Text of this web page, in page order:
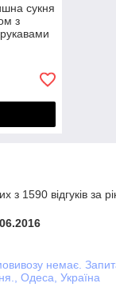
сукня
з
з 1590 відгуків за
немає.
Одеса, Україна